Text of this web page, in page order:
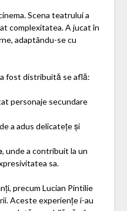
Scena teatrului a
complexitatea. A jucat în
adaptându-se cu
fost distribuită se află:
personaje secundare
a adus delicatețe și
, unde a contribuit la un
sa.
precum Lucian Pintilie
Aceste experiențe i-au